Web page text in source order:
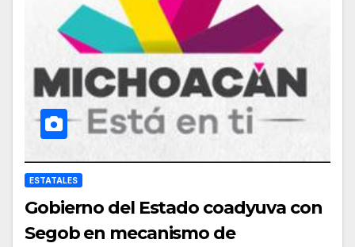
ESTATALES
Gobierno del Estado coadyuva con
Segob en mecanismo de